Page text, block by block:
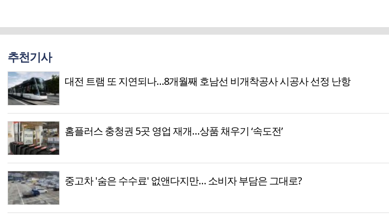
추천기사
대전 트램 또 지연되나…8개월째 호남선 비개착공사 시공사 선정 난항
홈플러스 충청권 5곳 영업 재개…상품 채우기 ‘속도전’
중고차 '숨은 수수료' 없앤다지만… 소비자 부담은 그대로?